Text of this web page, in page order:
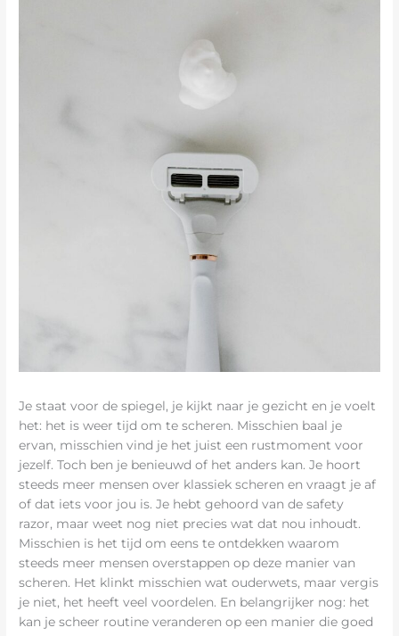
Je staat voor de spiegel, je kijkt naar je gezicht en je voelt
het: het is weer tijd om te scheren. Misschien baal je
ervan, misschien vind je het juist een rustmoment voor
jezelf. Toch ben je benieuwd of het anders kan. Je hoort
steeds meer mensen over klassiek scheren en vraagt je af
of dat iets voor jou is. Je hebt gehoord van de safety
razor, maar weet nog niet precies wat dat nou inhoudt.
Misschien is het tijd om eens te ontdekken waarom
steeds meer mensen overstappen op deze manier van
scheren. Het klinkt misschien wat ouderwets, maar vergis
je niet, het heeft veel voordelen. En belangrijker nog: het
kan je scheer routine veranderen op een manier die goed